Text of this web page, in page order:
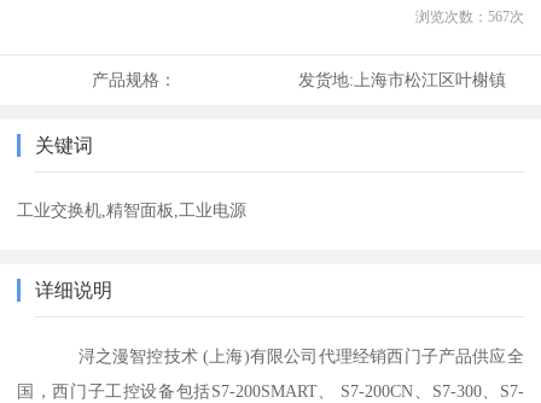
浏览次数： 567次
产品规格： 发货地: 上海市松江区叶榭镇
关键词
工业交换机,精智面板,工业电源
详细说明
浔之漫智控技术 (上海)有限公司代理经销西门子产品供应全
国，西门子工控设备包括S7-200SMART、 S7-200CN、S7-300、S7-